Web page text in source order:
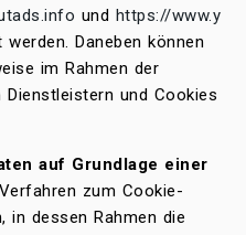
und https://www.y
werden. Daneben können
im Rahmen der
und Cookies
auf Grundlage einer
zum Cookie-
in dessen Rahmen die